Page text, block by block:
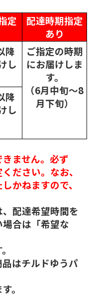
定
配達時期指定
あり
降
し
ご指定の時期
にお届けしま
す。
（6月中旬～8
月下旬）
降
し
ません。必ず
ださい。なお、
かねますので、
配達希望時間を
合は「希望な
はチルドゆうパ
。